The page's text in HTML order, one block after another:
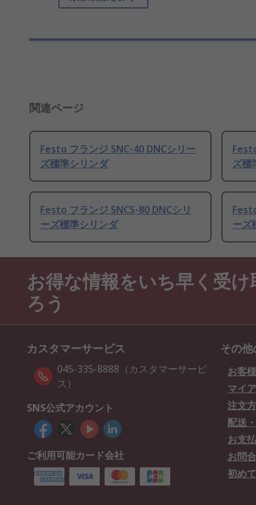
関連ページ
Festo フランジ SNC-40 DNCシリー
ズ標準シリンダ
ズ標
Festo フランジ SNCS-80 DNCシリ
ーズ標準シリンダ
ーズ
お得な情報をいち早く受け
ろう
カスタマーサービス
045-335-8888（カスタマーサービ
ス）
SNS公式アカウント
ご利用可能カード会社
その他
お客
マイ
注文
配送
お支
お問
初め